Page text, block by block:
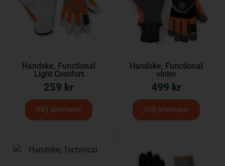
Handske, Functional
Light Comfort
259 kr
Välj alternativ
Handske, Functional
vinter
499 kr
Välj alternativ